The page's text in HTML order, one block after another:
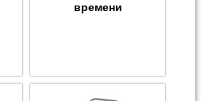
времени